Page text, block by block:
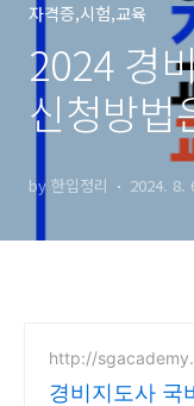
자격증,시험,교육
2024 경
신청방법
by 한입정리 2024. 8.
http://
경비지도사 국